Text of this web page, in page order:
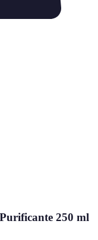
250 ml